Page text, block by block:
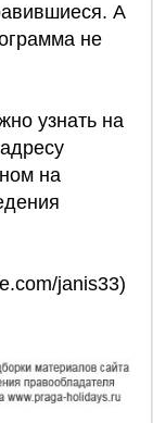
А
не
узнать на
на
janis33)